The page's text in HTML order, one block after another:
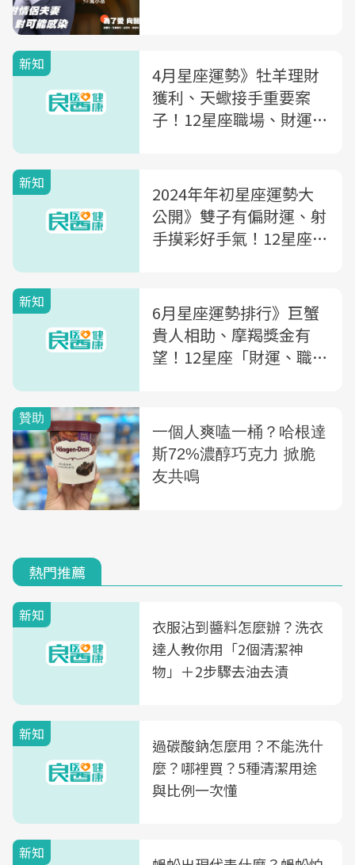
新知
4月星座運勢》牡羊理財
獲利、天蠍接手重要案
子！12星座職場、財運、
新知
2024年年初星座運勢大
公開》雙子有偏財運、射
手摸彩好手氣！12星座工
新知
6月星座運勢排行》巨蟹
貴人相助、摩羯獎金有
望！12星座「財運、職
熱門推薦
新知
衣服沾到醬料怎麼辦？洗衣
達人教你用「2個清潔神
物」＋2步驟去油去漬
新知
過碳酸鈉怎麼用？不能洗什
麼？哪裡買？5種清潔用途
與比例一次懂
新知